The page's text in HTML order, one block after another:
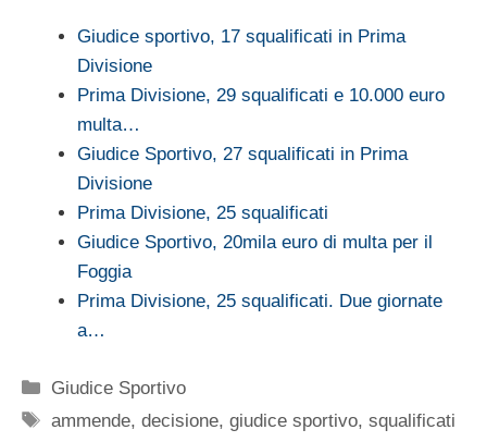
Giudice sportivo, 17 squalificati in Prima
Divisione
Prima Divisione, 29 squalificati e 10.000 euro
multa…
Giudice Sportivo, 27 squalificati in Prima
Divisione
Prima Divisione, 25 squalificati
Giudice Sportivo, 20mila euro di multa per il
Foggia
Prima Divisione, 25 squalificati. Due giornate
a…
Categorie
Giudice Sportivo
Tag
ammende,decisione,giudice sportivo,squalificati